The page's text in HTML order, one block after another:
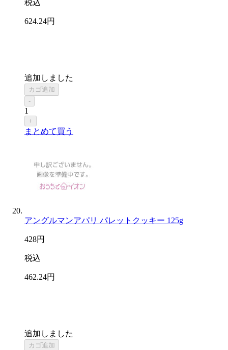
税込
624.24円
追加しました
カゴ追加
-
1
+
まとめて買う
アングルマンアパリ パレットクッキー 125g
428円
税込
462.24円
追加しました
カゴ追加